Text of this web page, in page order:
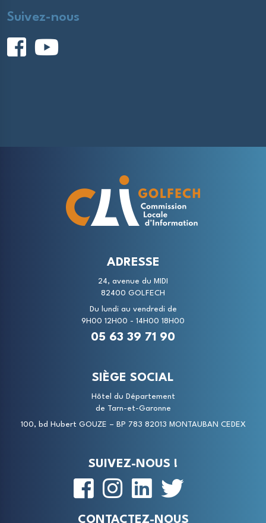
Suivez-nous
ADRESSE
24, avenue du MIDI
82400 GOLFECH
Du lundi au vendredi de
9H00 12H00 - 14H00 18H00
05 63 39 71 90
SIÈGE SOCIAL
Hôtel du Département
de Tarn-et-Garonne
100, bd Hubert GOUZE – BP 783 82013 MONTAUBAN CEDEX
SUIVEZ-NOUS !
CONTACTEZ-NOUS